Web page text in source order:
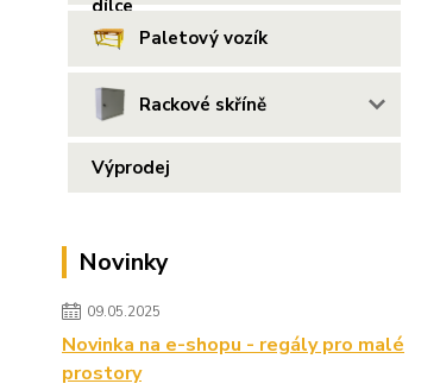
Paletový vozík
Rackové skříně
Výprodej
Novinky
09.05.2025
Novinka na e-shopu - regály pro malé
prostory